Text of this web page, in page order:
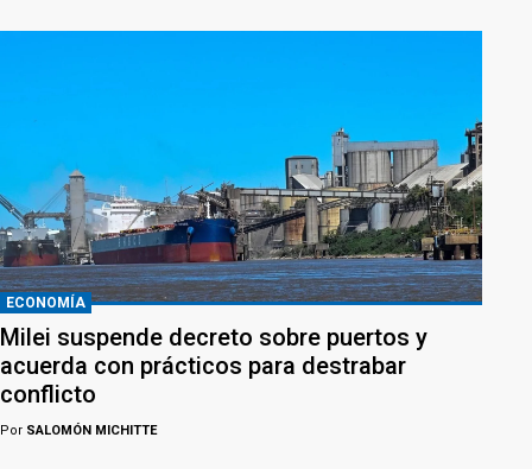
ECONOMÍA
Milei suspende decreto sobre puertos y
acuerda con prácticos para destrabar
conflicto
Por SALOMÓN MICHITTE